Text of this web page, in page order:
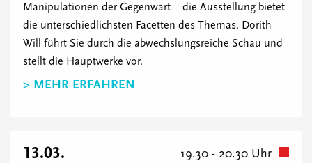
Manipulationen der Gegenwart – die Ausstellung bietet
die unterschiedlichsten Facetten des Themas. Dorith
Will führt Sie durch die abwechslungsreiche Schau und
stellt die Hauptwerke vor.
> MEHR ERFAHREN
13.03. 19.30 - 20.30 Uhr